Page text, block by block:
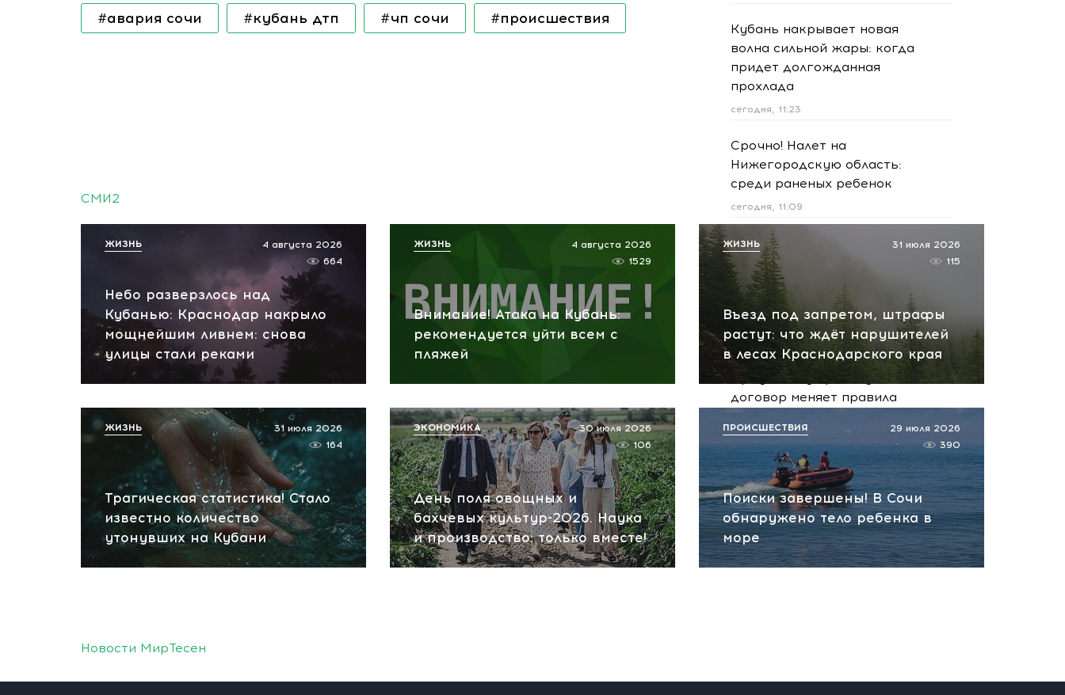
#авария сочи #кубань дтп #чп сочи #происшествия
Кубань накрывает новая
волна сильной жары: когда
придет долгожданная
прохлада
сегодня, 11:23
Срочно! Налет на
Нижегородскую область:
среди раненых ребенок
сегодня, 11:09
Курорты Кубани готовятся
к угрозам: рядом с пляжами
появились места для
спасения
сегодня, 10:45
Иран получает ключ к
Ормузскому проливу: новый
договор меняет правила
СМИ2
Небо разверзлось над
Кубанью: Краснодар накрыло
мощнейшим ливнем: снова
улицы стали реками
4 августа 2026
664
ЖИЗНЬ
Внимание! Атака на Кубань:
рекомендуется уйти всем с
пляжей
4 августа 2026
1529
ЖИЗНЬ
Въезд под запретом, штрафы
растут: что ждёт нарушителей
в лесах Краснодарского края
31 июля 2026
115
ЖИЗНЬ
Трагическая статистика! Стало
известно количество
утонувших на Кубани
31 июля 2026
164
ЖИЗНЬ
День поля овощных и
бахчевых культур-2026. Наука
и производство: только вместе!
30 июля 2026
106
ЭКОНОМИКА
Поиски завершены! В Сочи
обнаружено тело ребенка в
море
29 июля 2026
390
ПРОИСШЕСТВИЯ
Новости МирТесен